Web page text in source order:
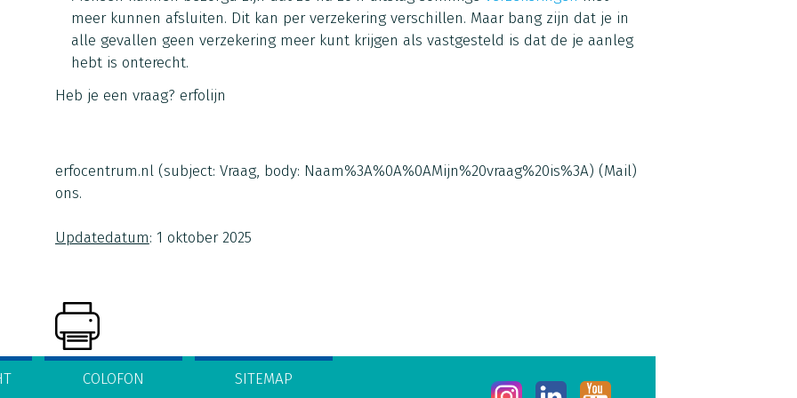
meer kunnen afsluiten. Dit kan per verzekering verschillen. Maar bang zijn dat je in
alle gevallen geen verzekering meer kunt krijgen als vastgesteld is dat de je aanleg
hebt is onterecht.
Heb je een vraag? erfolijn
erfocentrum.nl(subject: Vraag, body: Naam%3A%0A%0AMijn%20vraag%20is%3A) (Mail)
ons.
Updatedatum: 1 oktober 2025
COLOFON SITEMAP